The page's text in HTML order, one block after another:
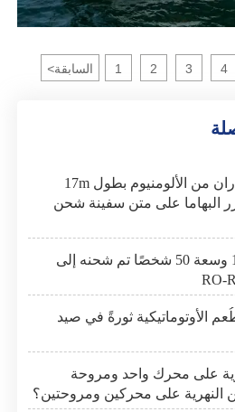
<السابقة 1 2 3 4
شحن قاربي ركاب كاتاماران من الألومنيوم بطول 17m
إلى جزر البهاما على متن سفينة شحن
قارب ركاب بطول 15.8m وسعة 50 شخصًا تم شحنه إلى
الأوتوماتيكية ثورةً في صيد
على محرك واحد ومروحة
النهرية على محركين ومروحتين؟